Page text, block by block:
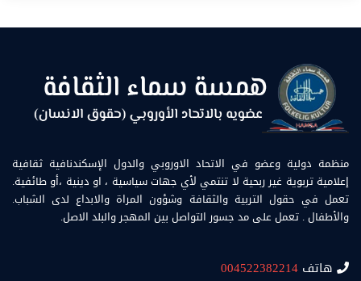
منظمة دولية وعضو في الاتحاد الاوروبي والدول الإسكندنافية ثقافية
إعلامية تربوية غير ربحية لا تنتمي لأي جهات سياسية ، او دينية ،أو طائفية.
تعمل في حقول التربية والثقافة وشؤون المراة والابداع لدى الشباب.
والأطفال . تعمل على مد جسور التواصل بين المهجر والبلد الاصل.
هاتف 004522382214